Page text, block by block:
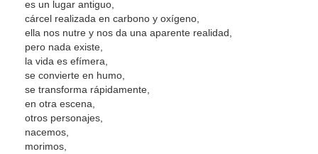
es un lugar antiguo,
cárcel realizada en carbono y oxígeno,
ella nos nutre y nos da una aparente realidad,
pero nada existe,
la vida es efímera,
se convierte en humo,
se transforma rápidamente,
en otra escena,
otros personajes,
nacemos,
morimos,